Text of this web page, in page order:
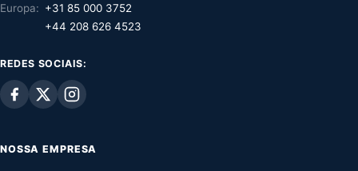
Europa: +31 85 000 3752
+44 208 626 4523
REDES SOCIAIS:
NOSSA EMPRESA